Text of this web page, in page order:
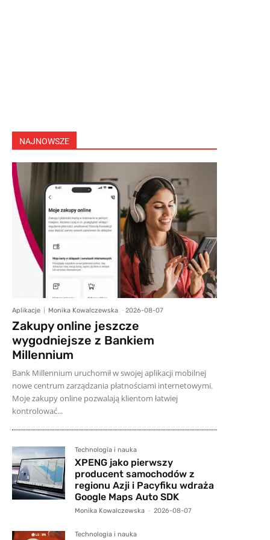
NAJNOWSZE
Aplikacje Monika Kowalczewska - 2026-08-07
Zakupy online jeszcze
wygodniejsze z Bankiem
Millennium
Bank Millennium uruchomił w swojej aplikacji mobilnej
nowe centrum zarządzania płatnościami internetowymi.
Moje zakupy online pozwalają klientom łatwiej
kontrolować...
Technologia i nauka
XPENG jako pierwszy
producent samochodów z
regionu Azji i Pacyfiku wdraża
Google Maps Auto SDK
Monika Kowalczewska - 2026-08-07
Technologia i nauka